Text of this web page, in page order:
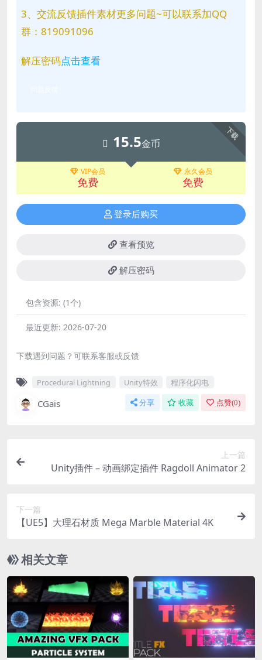
3、交流反馈插件素材更多问题~可以联系加QQ
群：819091096
解压密码点击查看
下载
15.5金币
VIP会员
免费
永久会员
免费
登录后购买
查看预览
解压密码
包含资源: (1个)
最近更新: 2026-07-20
下载遇到问题？可联系客服或反馈
Procedural Lightning Unity特效 程序化闪电
CGais 分享 收藏 点赞(0)
上一篇
Unity插件 – 动画绑定插件 Ragdoll Animator 2
下一篇
【UE5】大理石材质 Mega Marble Material 4K
相关文章